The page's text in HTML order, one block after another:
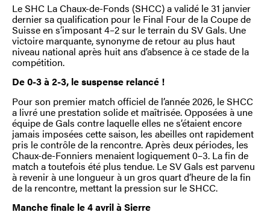
Le SHC La Chaux-de-Fonds (SHCC) a validé le 31 janvier
dernier sa qualification pour le Final Four de la Coupe de
Suisse en s’imposant 4–2 sur le terrain du SV Gals. Une
victoire marquante, synonyme de retour au plus haut
niveau national après huit ans d’absence à ce stade de la
compétition.
De 0-3 à 2-3, le suspense relancé !
Pour son premier match officiel de l’année 2026, le SHCC
a livré une prestation solide et maîtrisée. Opposées à une
équipe de Gals contre laquelle elles ne s’étaient encore
jamais imposées cette saison, les abeilles ont rapidement
pris le contrôle de la rencontre. Après deux périodes, les
Chaux-de-Fonniers menaient logiquement 0–3. La fin de
match a toutefois été plus tendue. Le SV Gals est parvenu
à revenir à une longueur à un gros quart d’heure de la fin
de la rencontre, mettant la pression sur le SHCC.
Manche finale le 4 avril à Sierre